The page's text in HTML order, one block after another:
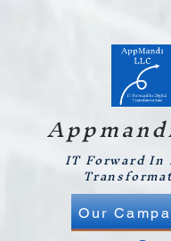
IT Forward
Our